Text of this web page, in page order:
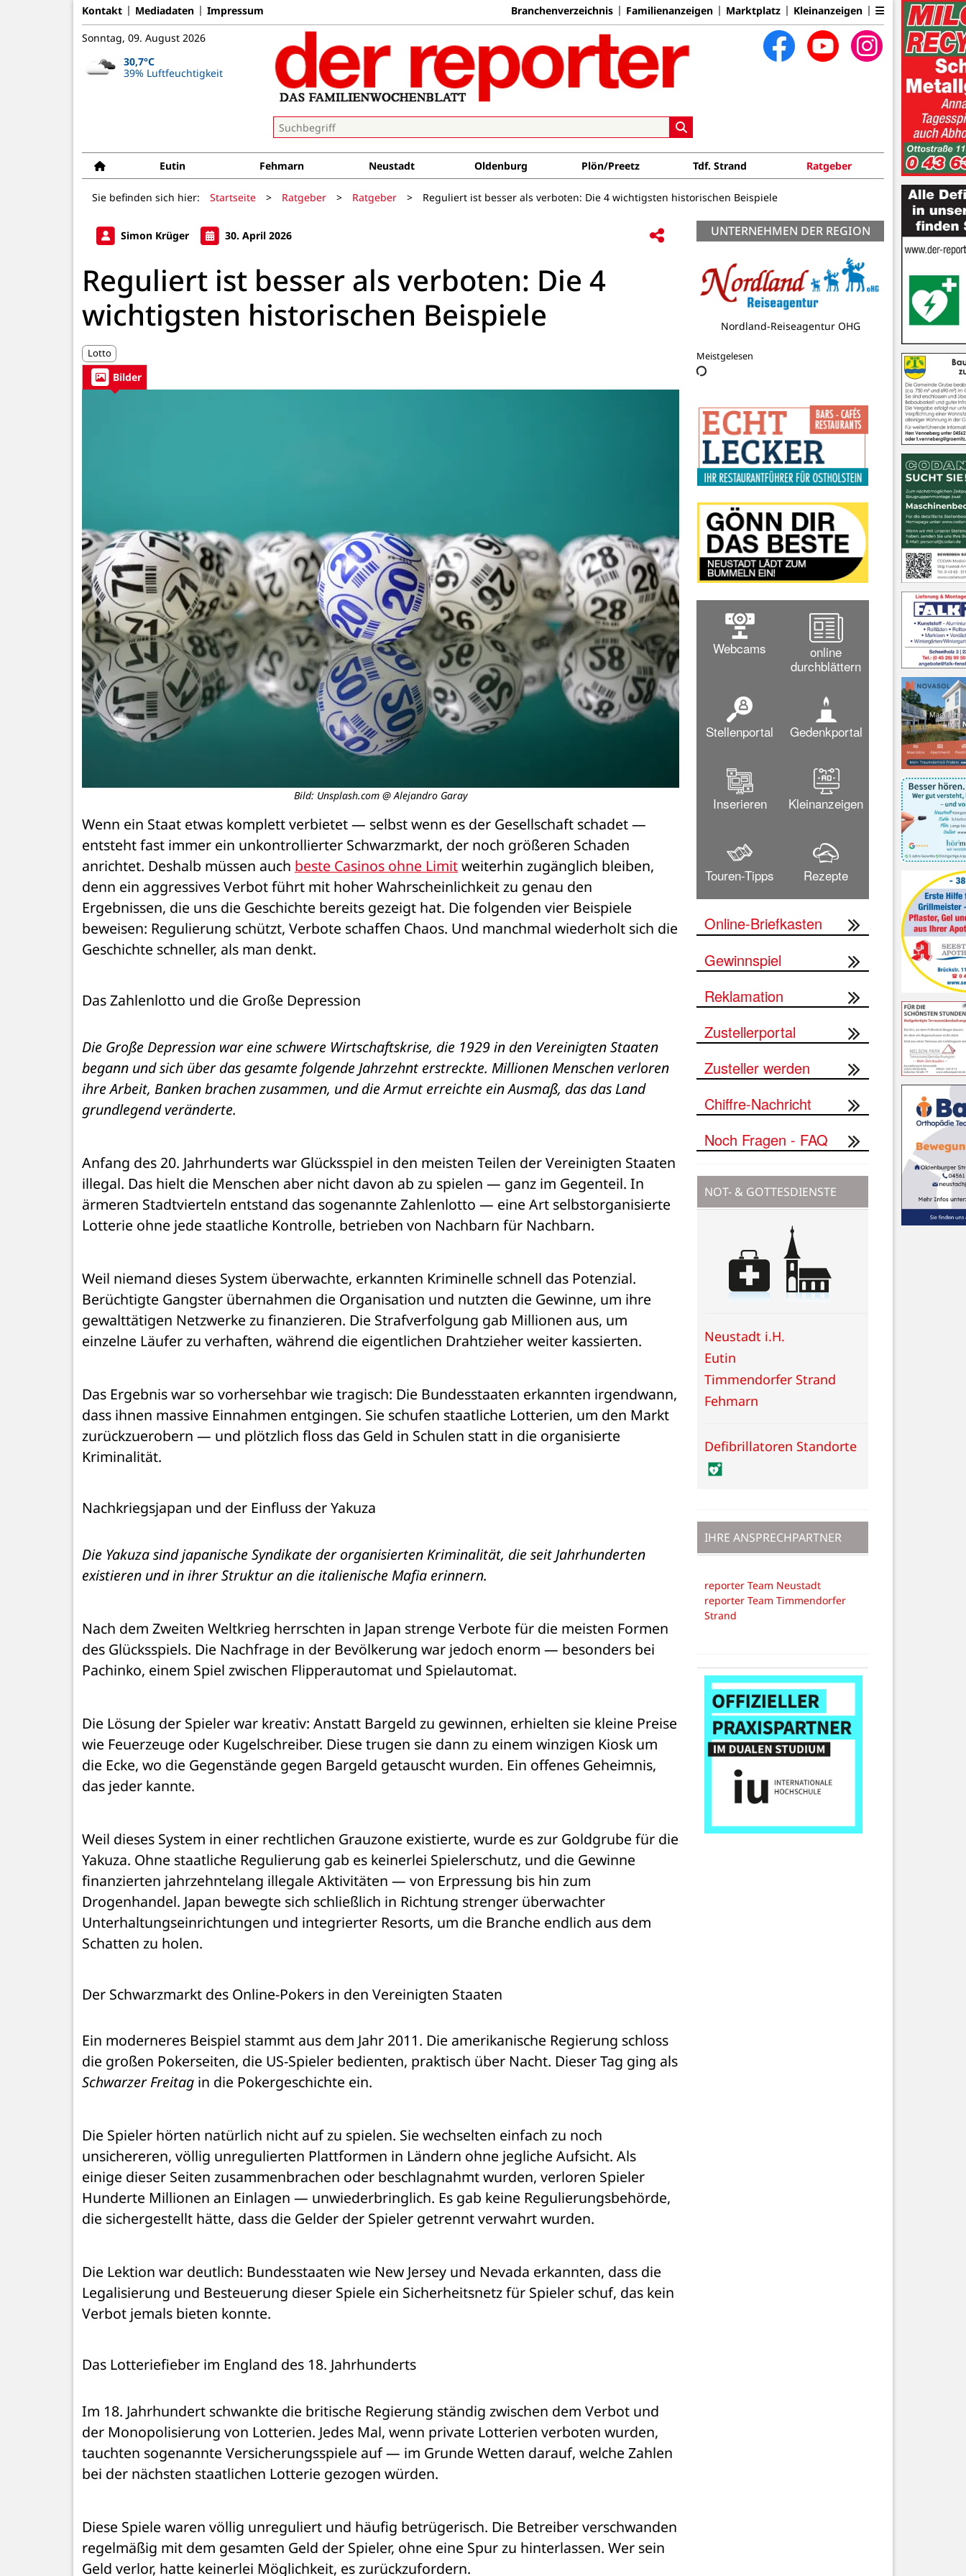
Kontakt Mediadaten Impressum Branchenverzeichnis Familienanzeigen Marktplatz Kleinanzeigen
Sonntag, 09. August 2026
30,7°C
39% Luftfeuchtigkeit
Eutin Fehmarn Neustadt Oldenburg Plön/Preetz Tdf. Strand Ratgeber
Sie befinden sich hier: Startseite > Ratgeber > Ratgeber > Reguliert ist besser als verboten: Die 4 wichtigsten historischen Beispiele
Simon Krüger 30. April 2026
Reguliert ist besser als verboten: Die 4
wichtigsten historischen Beispiele
Lotto
Bilder
Bild: Unsplash.com @ Alejandro Garay
Wenn ein Staat etwas komplett verbietet — selbst wenn es der Gesellschaft schadet —
entsteht fast immer ein unkontrollierter Schwarzmarkt, der noch größeren Schaden
anrichtet. Deshalb müssen auch beste Casinos ohne Limit weiterhin zugänglich bleiben,
denn ein aggressives Verbot führt mit hoher Wahrscheinlichkeit zu genau den
Ergebnissen, die uns die Geschichte bereits gezeigt hat. Die folgenden vier Beispiele
beweisen: Regulierung schützt, Verbote schaffen Chaos. Und manchmal wiederholt sich die
Geschichte schneller, als man denkt.
Das Zahlenlotto und die Große Depression
Die Große Depression war eine schwere Wirtschaftskrise, die 1929 in den Vereinigten Staaten
begann und sich über das gesamte folgende Jahrzehnt erstreckte. Millionen Menschen verloren
ihre Arbeit, Banken brachen zusammen, und die Armut erreichte ein Ausmaß, das das Land
grundlegend veränderte.
Anfang des 20. Jahrhunderts war Glücksspiel in den meisten Teilen der Vereinigten Staaten
illegal. Das hielt die Menschen aber nicht davon ab zu spielen — ganz im Gegenteil. In
ärmeren Stadtvierteln entstand das sogenannte Zahlenlotto — eine Art selbstorganisierte
Lotterie ohne jede staatliche Kontrolle, betrieben von Nachbarn für Nachbarn.
Weil niemand dieses System überwachte, erkannten Kriminelle schnell das Potenzial.
Berüchtigte Gangster übernahmen die Organisation und nutzten die Gewinne, um ihre
gewalttätigen Netzwerke zu finanzieren. Die Strafverfolgung gab Millionen aus, um
einzelne Läufer zu verhaften, während die eigentlichen Drahtzieher weiter kassierten.
Das Ergebnis war so vorhersehbar wie tragisch: Die Bundesstaaten erkannten irgendwann,
dass ihnen massive Einnahmen entgingen. Sie schufen staatliche Lotterien, um den Markt
zurückzuerobern — und plötzlich floss das Geld in Schulen statt in die organisierte
Kriminalität.
Nachkriegsjapan und der Einfluss der Yakuza
Die Yakuza sind japanische Syndikate der organisierten Kriminalität, die seit Jahrhunderten
existieren und in ihrer Struktur an die italienische Mafia erinnern.
Nach dem Zweiten Weltkrieg herrschten in Japan strenge Verbote für die meisten Formen
des Glücksspiels. Die Nachfrage in der Bevölkerung war jedoch enorm — besonders bei
Pachinko, einem Spiel zwischen Flipperautomat und Spielautomat.
Die Lösung der Spieler war kreativ: Anstatt Bargeld zu gewinnen, erhielten sie kleine Preise
wie Feuerzeuge oder Kugelschreiber. Diese trugen sie dann zu einem winzigen Kiosk um
die Ecke, wo die Gegenstände gegen Bargeld getauscht wurden. Ein offenes Geheimnis,
das jeder kannte.
Weil dieses System in einer rechtlichen Grauzone existierte, wurde es zur Goldgrube für die
Yakuza. Ohne staatliche Regulierung gab es keinerlei Spielerschutz, und die Gewinne
finanzierten jahrzehntelang illegale Aktivitäten — von Erpressung bis hin zum
Drogenhandel. Japan bewegte sich schließlich in Richtung strenger überwachter
Unterhaltungseinrichtungen und integrierter Resorts, um die Branche endlich aus dem
Schatten zu holen.
Der Schwarzmarkt des Online-Pokers in den Vereinigten Staaten
Ein moderneres Beispiel stammt aus dem Jahr 2011. Die amerikanische Regierung schloss
Schwarzer Freitag in die Pokergeschichte ein.
Die Spieler hörten natürlich nicht auf zu spielen. Sie wechselten einfach zu noch
unsichereren, völlig unregulierten Plattformen in Ländern ohne jegliche Aufsicht. Als
einige dieser Seiten zusammenbrachen oder beschlagnahmt wurden, verloren Spieler
Hunderte Millionen an Einlagen — unwiederbringlich. Es gab keine Regulierungsbehörde,
die sichergestellt hätte, dass die Gelder der Spieler getrennt verwahrt wurden.
Die Lektion war deutlich: Bundesstaaten wie New Jersey und Nevada erkannten, dass die
Legalisierung und Besteuerung dieser Spiele ein Sicherheitsnetz für Spieler schuf, das kein
Verbot jemals bieten konnte.
Das Lotteriefieber im England des 18. Jahrhunderts
Im 18. Jahrhundert schwankte die britische Regierung ständig zwischen dem Verbot und
der Monopolisierung von Lotterien. Jedes Mal, wenn private Lotterien verboten wurden,
tauchten sogenannte Versicherungsspiele auf — im Grunde Wetten darauf, welche Zahlen
bei der nächsten staatlichen Lotterie gezogen würden.
Diese Spiele waren völlig unreguliert und häufig betrügerisch. Die Betreiber verschwanden
regelmäßig mit dem gesamten Geld der Spieler, ohne eine Spur zu hinterlassen. Wer sein
Geld verlor, hatte keinerlei Möglichkeit, es zurückzufordern.
UNTERNEHMEN DER REGION
RR Logistics
Meistgelesen
Webcams
online
durchblättern
Stellenportal Gedenkportal
Inserieren Kleinanzeigen
Touren-Tipps Rezepte
Online-Briefkasten
Gewinnspiel
Reklamation
Zustellerportal
Zusteller werden
Chiffre-Nachricht
Noch Fragen - FAQ
NOT- & GOTTESDIENSTE
Neustadt i.H.
Eutin
Timmendorfer Strand
Fehmarn
Defibrillatoren Standorte
IHRE ANSPRECHPARTNER
reporter Team Neustadt
reporter Team Timmendorfer
Strand